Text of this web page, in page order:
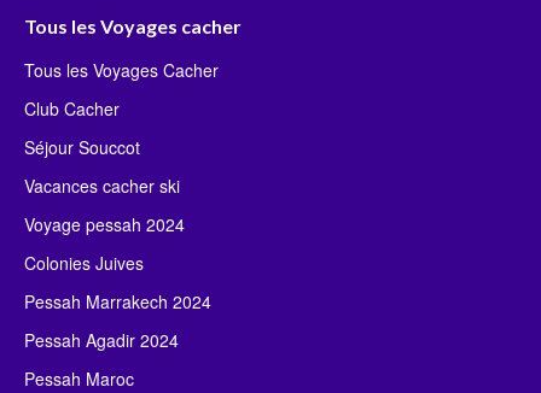
Tous les Voyages cacher
Tous les Voyages Cacher
Club Cacher
Séjour Souccot
Vacances cacher ski
Voyage pessah 2024
Colonies Juives
Pessah Marrakech 2024
Pessah Agadir 2024
Pessah Maroc